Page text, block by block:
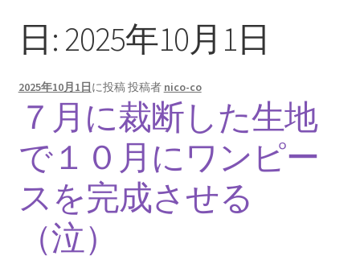
ン
へ
キ
ス
キ
プ
お気に入りショップ
＊布ナプキン＊
布ナプキン〜洗濯方法〜
布ライナー
＊＊ 防水ホルダー ＊＊
日: 2025年10月1日
2025年10月1日 に投稿投稿者 nico-co
７月に裁断した生地
で１０月にワンピー
スを完成させる
（泣）